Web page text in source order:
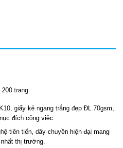
200 trang
giấy kẻ ngang trắng đẹp ĐL 70gsm,
đích công việc.
tiên tiến, dây chuyền hiện đại mang
thị trường.